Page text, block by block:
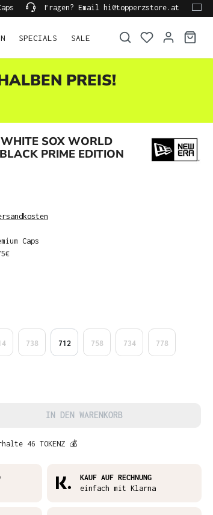
Fragen? Email hi@topperzstore.at
SPECIALS SALE
PREIS!
SOX WORLD
PRIME EDITION
Caps
738 712 758 734 778
den gewünschten Wert
IN DEN WARENKORB
46 TOKENZ 💰
KAUF AUF RECHNUNG
einfach mit Klarna